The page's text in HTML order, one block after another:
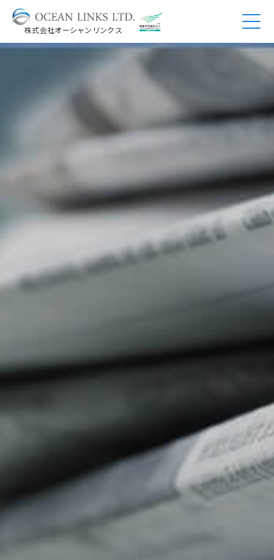
株式会社オーシャンリンクス